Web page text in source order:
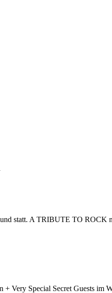
statt. A TRIBUTE TO ROCK
Very Special Secret Guests im